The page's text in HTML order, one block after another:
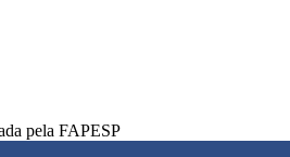
pela FAPESP